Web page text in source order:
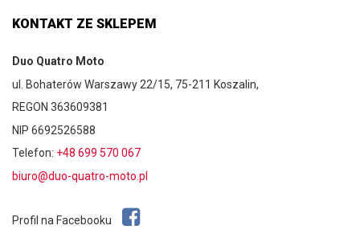
KONTAKT ZE SKLEPEM
Duo Quatro Moto
ul. Bohaterów Warszawy 22/15, 75-211 Koszalin,
REGON 363609381
NIP 6692526588
Telefon: +48 699 570 067
biuro@duo-quatro-moto.pl
Profil na Facebooku